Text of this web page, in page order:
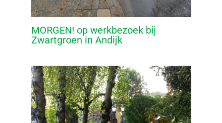
MORGEN! op werkbezoek bij
Zwartgroen in Andijk